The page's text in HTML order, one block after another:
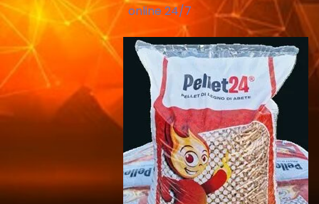
online 24/7